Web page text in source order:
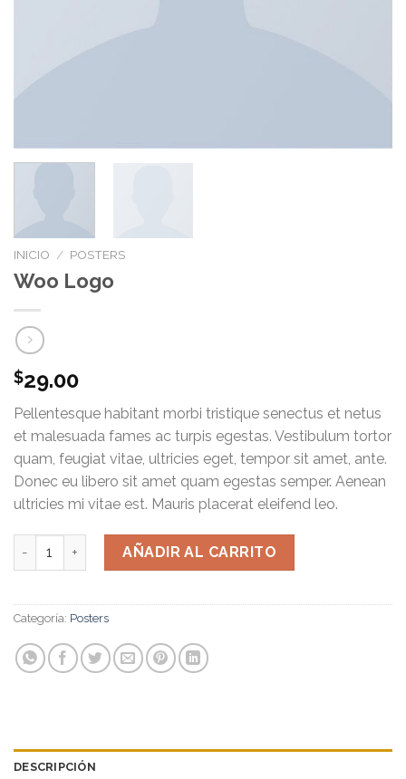
INICIO / POSTERS
Woo Logo
$29.00
Pellentesque habitant morbi tristique senectus et netus
et malesuada fames ac turpis egestas. Vestibulum tortor
quam, feugiat vitae, ultricies eget, tempor sit amet, ante.
Donec eu libero sit amet quam egestas semper. Aenean
ultricies mi vitae est. Mauris placerat eleifend leo.
Woo Logo cantidadAÑADIR AL CARRITO
Categoría: Posters
DESCRIPCIÓN